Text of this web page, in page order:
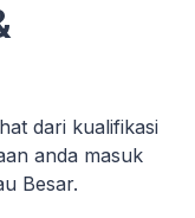
dari kualifikasi
anda masuk
Besar.